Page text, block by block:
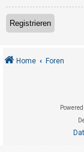
U
n
e
Registrieren
Home Foren